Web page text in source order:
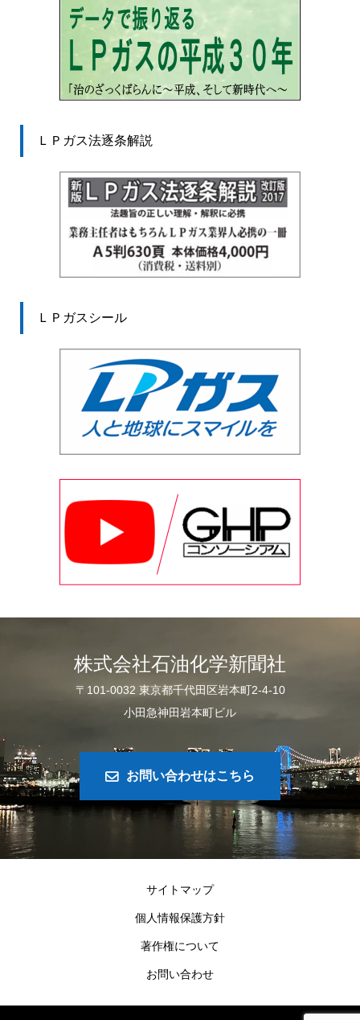
ＬＰガス法逐条解説
ＬＰガスシール
株式会社石油化学新聞社
〒101-0032 東京都千代田区岩本町2-4-10
小田急神田岩本町ビル
お問い合わせはこちら
サイトマップ
個人情報保護方針
著作権について
お問い合わせ